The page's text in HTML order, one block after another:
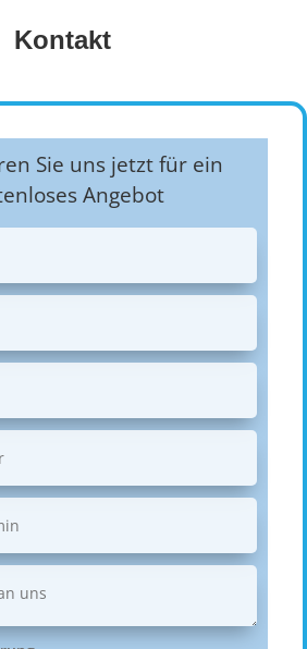
Kontakt
Sie uns jetzt für ein
Angebot